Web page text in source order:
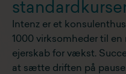
Intenz er et
1000 virksomheder til en
ejerskab for vækst.
at sætte driften på